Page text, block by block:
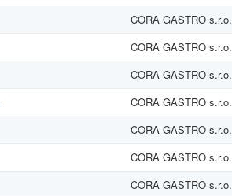
CORA GASTRO s.r.o.
CORA GASTRO s.r.o.
CORA GASTRO s.r.o.
CORA GASTRO s.r.o.
CORA GASTRO s.r.o.
CORA GASTRO s.r.o.
CORA GASTRO s.r.o.